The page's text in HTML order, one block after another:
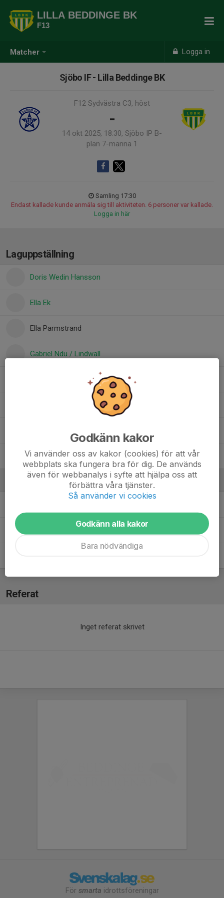
Matcher Logga in
LILLA BEDDINGE BK
F13
Sjöbo IF - Lilla Beddinge BK
F12 Sydvästra C3, höst
-
14 okt 2025, 18:30, Sjöbo IP B-
plan 7-manna 1
Samling 17:30
Endast kallade kunde anmäla sig till aktiviteten. 6 personer var kallade.
Logga in här
Laguppställning
Doris Wedin Hansson
Ella Ek
Ella Parmstrand
Gabriel Ndu / Lindwall
Olivia Holmgren
Referat
Inget referat skrivet
För smarta idrottsföreningar
Godkänn kakor
Vi använder oss av kakor (cookies) för att vår
webbplats ska fungera bra för dig. De används
även för webbanalys i syfte att hjälpa oss att
förbättra våra tjänster.
Så använder vi cookies
Godkänn alla kakor
Bara nödvändiga